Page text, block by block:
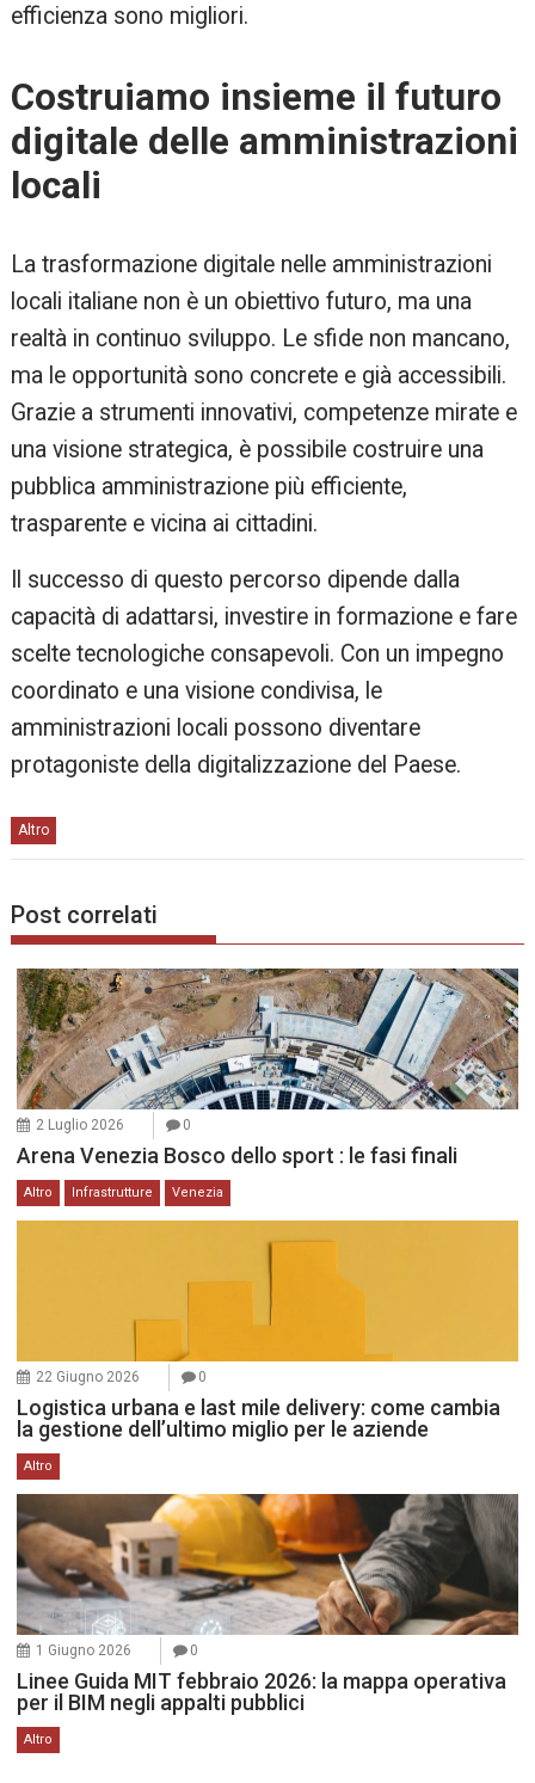
efficienza sono migliori.
Costruiamo insieme il futuro
digitale delle amministrazioni
locali
La trasformazione digitale nelle amministrazioni
locali italiane non è un obiettivo futuro, ma una
realtà in continuo sviluppo. Le sfide non mancano,
ma le opportunità sono concrete e già accessibili.
Grazie a strumenti innovativi, competenze mirate e
una visione strategica, è possibile costruire una
pubblica amministrazione più efficiente,
trasparente e vicina ai cittadini.
Il successo di questo percorso dipende dalla
capacità di adattarsi, investire in formazione e fare
scelte tecnologiche consapevoli. Con un impegno
coordinato e una visione condivisa, le
amministrazioni locali possono diventare
protagoniste della digitalizzazione del Paese.
Altro
Post correlati
2 Luglio 2026 0
Arena Venezia Bosco dello sport : le fasi finali
Altro Infrastrutture Venezia
22 Giugno 2026 0
Logistica urbana e last mile delivery: come cambia
la gestione dell’ultimo miglio per le aziende
Altro
1 Giugno 2026 0
Linee Guida MIT febbraio 2026: la mappa operativa
per il BIM negli appalti pubblici
Altro